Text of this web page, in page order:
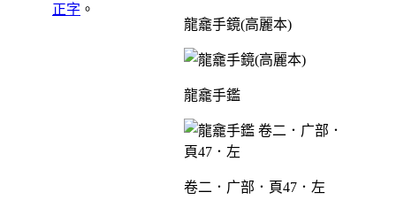
正字 。
龍龕手鏡(高麗本)
龍龕手鑑
卷二．广部．頁47．左